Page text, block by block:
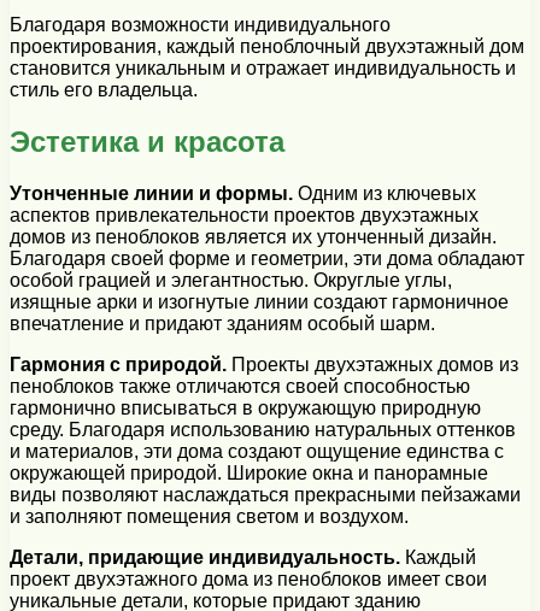
Благодаря возможности индивидуального
проектирования, каждый пеноблочный двухэтажный дом
становится уникальным и отражает индивидуальность и
стиль его владельца.
Эстетика и красота
Утонченные линии и формы. Одним из ключевых
аспектов привлекательности проектов двухэтажных
домов из пеноблоков является их утонченный дизайн.
Благодаря своей форме и геометрии, эти дома обладают
особой грацией и элегантностью. Округлые углы,
изящные арки и изогнутые линии создают гармоничное
впечатление и придают зданиям особый шарм.
Гармония с природой. Проекты двухэтажных домов из
пеноблоков также отличаются своей способностью
гармонично вписываться в окружающую природную
среду. Благодаря использованию натуральных оттенков
и материалов, эти дома создают ощущение единства с
окружающей природой. Широкие окна и панорамные
виды позволяют наслаждаться прекрасными пейзажами
и заполняют помещения светом и воздухом.
Детали, придающие индивидуальность. Каждый
проект двухэтажного дома из пеноблоков имеет свои
уникальные детали, которые придают зданию